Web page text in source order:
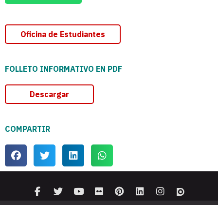
Oficina de Estudiantes
FOLLETO INFORMATIVO EN PDF
Descargar
COMPARTIR